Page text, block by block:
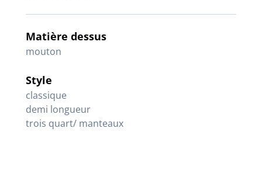
Matière dessus
mouton
Style
classique
demi longueur
trois quart/ manteaux